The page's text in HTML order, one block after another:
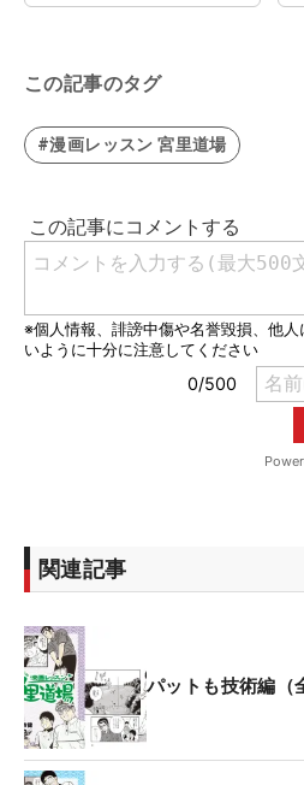
この記事のタグ
#漫画レッスン 宮里道場
関連記事
パットも技術編（